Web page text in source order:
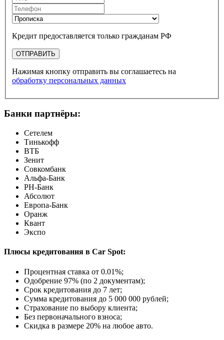
Кредит предоставляется только гражданам РФ
ОТПРАВИТЬ
Нажимая кнопку отправить вы соглашаетесь на
обработку персональных данных
Банки партнёры:
Сетелем
Тинькофф
ВТБ
Зенит
Совкомбанк
Альфа-Банк
РН-Банк
Абсолют
Европа-Банк
Оранж
Квант
Экспо
Плюсы кредитования в Car Spot:
Процентная ставка от 0.01%;
Одобрение 97% (по 2 документам);
Срок кредитования до 7 лет;
Сумма кредитования до 5 000 000 рублей;
Страхование по выбору клиента;
Без первоначального взноса;
Скидка в размере 20% на любое авто.